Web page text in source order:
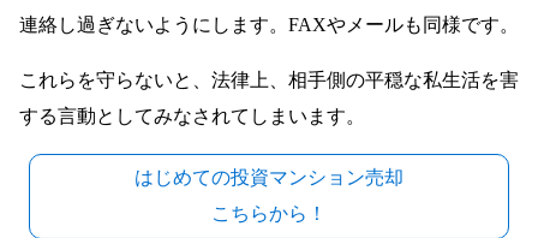
連絡し過ぎないようにします。FAXやメールも同様です。
これらを守らないと、法律上、相手側の平穏な私生活を害
する言動としてみなされてしまいます。
はじめての投資マンション売却
こちらから！